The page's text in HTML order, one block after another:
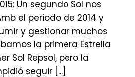
Un segundo Sol nos
el periodo de 2014 y
y gestionar muchos
la primera Estrella
Sol Repsol, pero la
seguir [...]